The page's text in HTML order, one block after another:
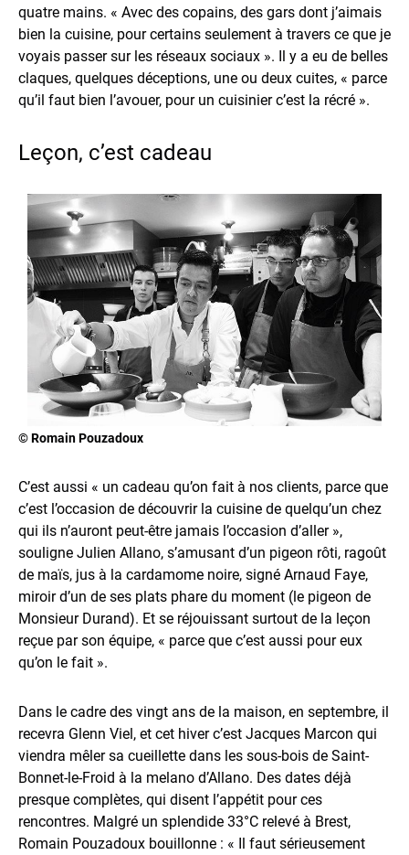
quatre mains. « Avec des copains, des gars dont j’aimais
bien la cuisine, pour certains seulement à travers ce que je
voyais passer sur les réseaux sociaux ». Il y a eu de belles
claques, quelques déceptions, une ou deux cuites, « parce
qu’il faut bien l’avouer, pour un cuisinier c’est la récré ».
Leçon, c’est cadeau
© Romain Pouzadoux
C’est aussi « un cadeau qu’on fait à nos clients, parce que
c’est l’occasion de découvrir la cuisine de quelqu’un chez
qui ils n’auront peut-être jamais l’occasion d’aller »,
souligne Julien Allano, s’amusant d’un pigeon rôti, ragoût
de maïs, jus à la cardamome noire, signé Arnaud Faye,
miroir d’un de ses plats phare du moment (le pigeon de
Monsieur Durand). Et se réjouissant surtout de la leçon
reçue par son équipe, « parce que c’est aussi pour eux
qu’on le fait ».
Dans le cadre des vingt ans de la maison, en septembre, il
recevra Glenn Viel, et cet hiver c’est Jacques Marcon qui
viendra mêler sa cueillette dans les sous-bois de Saint-
Bonnet-le-Froid à la melano d’Allano. Des dates déjà
presque complètes, qui disent l’appétit pour ces
rencontres. Malgré un splendide 33°C relevé à Brest,
Romain Pouzadoux bouillonne : « Il faut sérieusement